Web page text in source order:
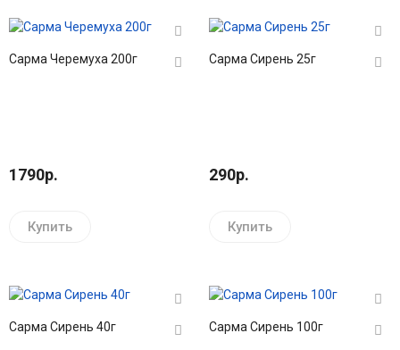
Сарма Черемуха 200г
1790р.
Купить
Сарма Сирень 25г
290р.
Купить
Сарма Сирень 40г Сарма Сирень 100г